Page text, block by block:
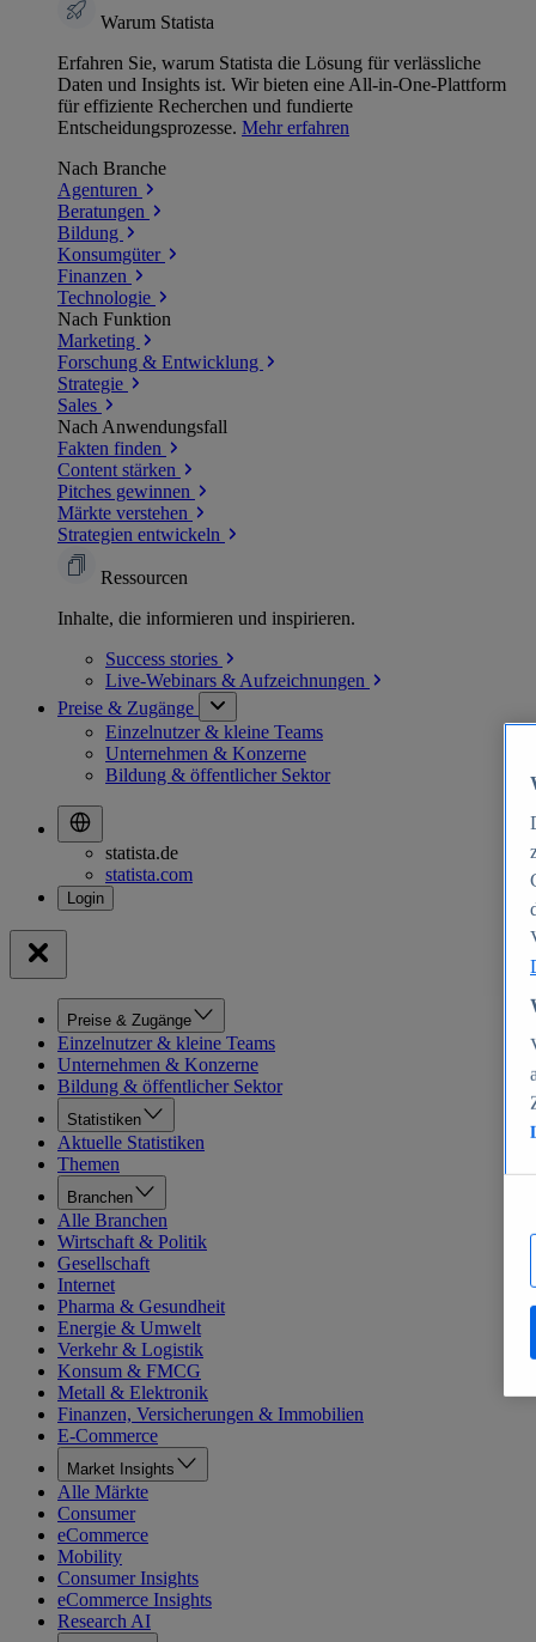
Warum Statista
Erfahren Sie, warum Statista die Lösung für verlässliche
Daten und Insights ist. Wir bieten eine All-in-One-Plattform
für effiziente Recherchen und fundierte
Entscheidungsprozesse. Mehr erfahren
Nach Branche
Agenturen
Beratungen
Bildung
Konsumgüter
Finanzen
Technologie
Nach Funktion
Marketing
Forschung & Entwicklung
Strategie
Sales
Nach Anwendungsfall
Fakten finden
Content stärken
Pitches gewinnen
Märkte verstehen
Strategien entwickeln
Ressourcen
Inhalte, die informieren und inspirieren.
Success stories
Live-Webinars & Aufzeichnungen
Preise & Zugänge
Einzelnutzer & kleine Teams
Unternehmen & Konzerne
Bildung & öffentlicher Sektor
statista.de
statista.com
Preise & Zugänge
Einzelnutzer & kleine Teams
Unternehmen & Konzerne
Bildung & öffentlicher Sektor
Statistiken
Aktuelle Statistiken
Themen
Branchen
Alle Branchen
Wirtschaft & Politik
Gesellschaft
Internet
Pharma & Gesundheit
Energie & Umwelt
Verkehr & Logistik
Konsum & FMCG
Metall & Elektronik
Finanzen, Versicherungen & Immobilien
E-Commerce
Market Insights
Alle Märkte
Consumer
eCommerce
Mobility
Consumer Insights
eCommerce Insights
Research AI